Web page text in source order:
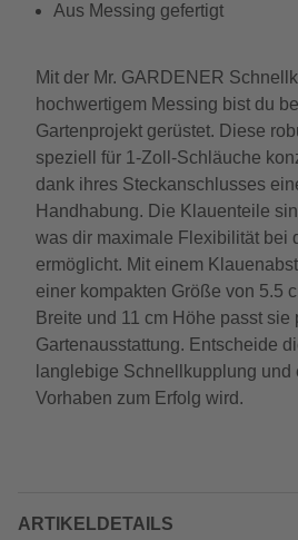
Aus Messing gefertigt
Mit der Mr. GARDENER
hochwertigem Messing bist du
Gartenprojekt gerüstet. Diese
speziell für 1-Zoll-Schläuche
dank ihres Steckanschlusses
Handhabung. Die Klauenteile
was dir maximale Flexibilität bei
ermöglicht. Mit einem
einer kompakten Größe von 5.5
Breite und 11 cm Höhe passt sie
Gartenausstattung. Entscheide
langlebige Schnellkupplung und
Vorhaben zum Erfolg wird.
ARTIKELDETAILS